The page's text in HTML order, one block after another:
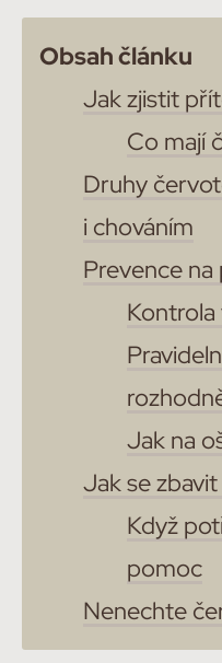
Obsah článku
Jak zjistit
Co mají
Druhy
i chováním
Prevence
Jak na
Jak se
Když
pomoc
Nenechte